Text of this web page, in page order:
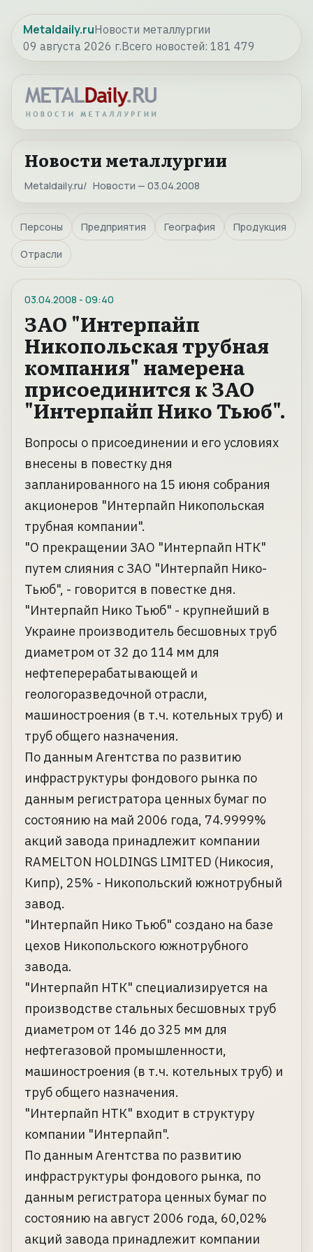
Metaldaily.ruНовости металлургии
09 августа 2026 г.Всего новостей: 181 479
Новости металлургии
Metaldaily.ru Новости — 03.04.2008
Персоны Предприятия География Продукция
Отрасли
03.04.2008 - 09:40
ЗАО "Интерпайп
Никопольская трубная
компания" намерена
присоединится к ЗАО
"Интерпайп Нико Тьюб".
Вопросы о присоединении и его условиях
внесены в повестку дня
запланированного на 15 июня собрания
акционеров "Интерпайп Никопольская
трубная компании".
"О прекращении ЗАО "Интерпайп НТК"
путем слияния с ЗАО "Интерпайп Нико-
Тьюб", - говорится в повестке дня.
"Интерпайп Нико Тьюб" - крупнейший в
Украине производитель бесшовных труб
диаметром от 32 до 114 мм для
нефтеперерабатывающей и
геологоразведочной отрасли,
машиностроения (в т.ч. котельных труб) и
труб общего назначения.
По данным Агентства по развитию
инфраструктуры фондового рынка по
данным регистратора ценных бумаг по
состоянию на май 2006 года, 74.9999%
акций завода принадлежит компании
RAMELTON HOLDINGS LIMITED (Никосия,
Кипр), 25% - Никопольский южнотрубный
завод.
"Интерпайп Нико Тьюб" создано на базе
цехов Никопольского южнотрубного
завода.
"Интерпайп НТК" специализируется на
производстве стальных бесшовных труб
диаметром от 146 до 325 мм для
нефтегазовой промышленности,
машиностроения (в т.ч. котельных труб) и
труб общего назначения.
"Интерпайп НТК" входит в структуру
компании "Интерпайп".
По данным Агентства по развитию
инфраструктуры фондового рынка, по
данным регистратора ценных бумаг по
состоянию на август 2006 года, 60,02%
акций завода принадлежит компании